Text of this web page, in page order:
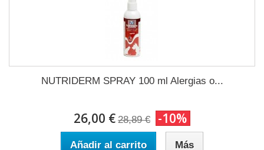
NUTRIDERM SPRAY 100 ml Alergias o...
26,00 € 28,89 € -10%
Añadir al carrito Más